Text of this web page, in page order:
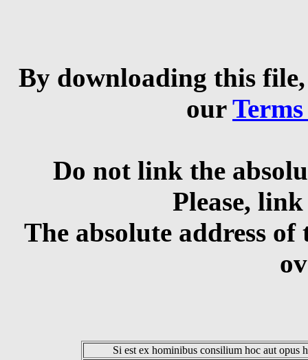
By downloading this
our
Do not link the
Please,
The absolute address
Si est ex hominibus consilium hoc aut opus